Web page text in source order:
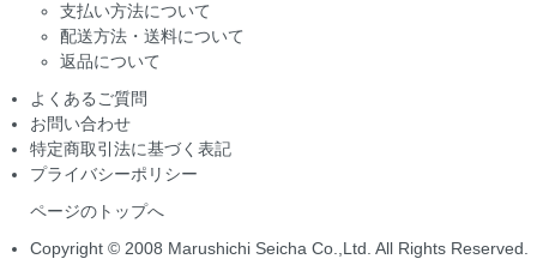
支払い方法について
配送方法・送料について
返品について
よくあるご質問
お問い合わせ
特定商取引法に基づく表記
プライバシーポリシー
ページのトップへ
Copyright © 2008 Marushichi Seicha Co.,Ltd. All Rights Reserved.